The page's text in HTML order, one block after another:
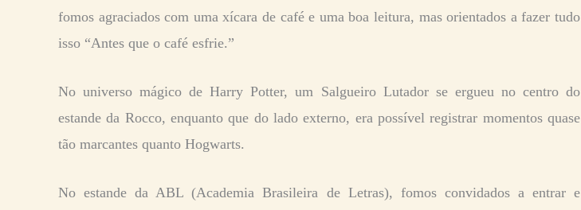
fomos agraciados com uma xícara de café e uma boa leitura, mas orientados a fazer tudo
isso “Antes que o café esfrie.”
No universo mágico de Harry Potter, um Salgueiro Lutador se ergueu no centro do
estande da Rocco, enquanto que do lado externo, era possível registrar momentos quase
tão marcantes quanto Hogwarts.
No estande da ABL (Academia Brasileira de Letras), fomos convidados a entrar e